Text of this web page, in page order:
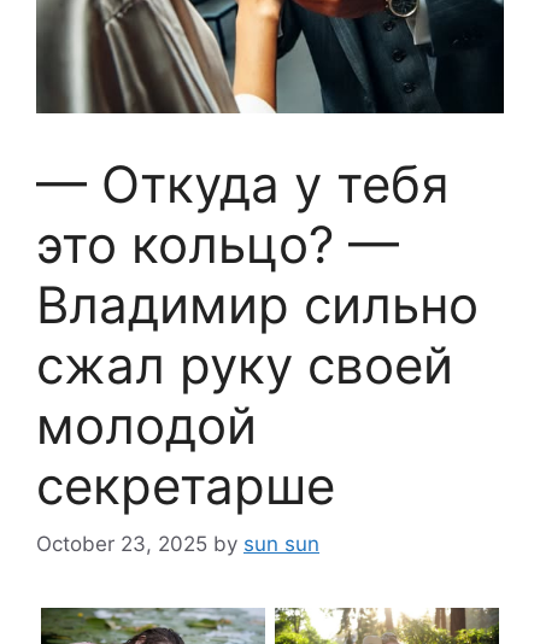
— Откуда у тебя
это кольцо? —
Владимир сильно
сжал руку своей
молодой
секретарше
October 23, 2025 by sun sun